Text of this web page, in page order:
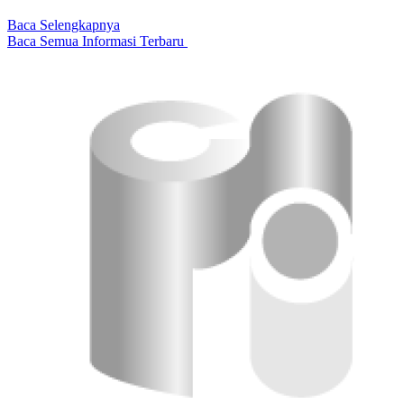
Baca Selengkapnya
Baca Semua Informasi Terbaru